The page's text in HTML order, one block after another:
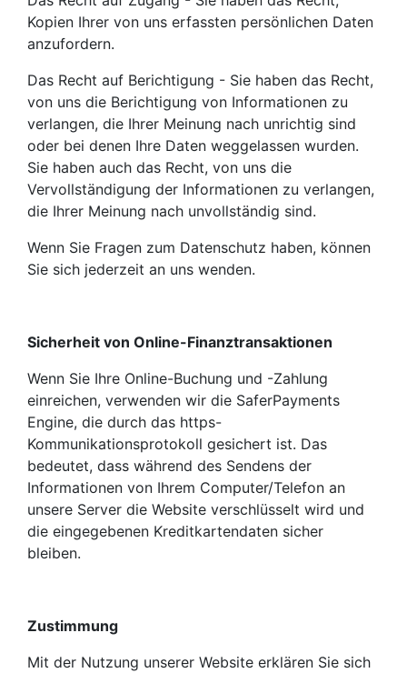
Kopien Ihrer von uns erfassten persönlichen Daten
anzufordern.
Das Recht auf Berichtigung - Sie haben das Recht,
von uns die Berichtigung von Informationen zu
verlangen, die Ihrer Meinung nach unrichtig sind
oder bei denen Ihre Daten weggelassen wurden.
Sie haben auch das Recht, von uns die
Vervollständigung der Informationen zu verlangen,
die Ihrer Meinung nach unvollständig sind.
Wenn Sie Fragen zum Datenschutz haben, können
Sie sich jederzeit an uns wenden.
Sicherheit von Online-Finanztransaktionen
Wenn Sie Ihre Online-Buchung und -Zahlung
einreichen, verwenden wir die SaferPayments
Engine, die durch das https-
Kommunikationsprotokoll gesichert ist. Das
bedeutet, dass während des Sendens der
Informationen von Ihrem Computer/Telefon an
unsere Server die Website verschlüsselt wird und
die eingegebenen Kreditkartendaten sicher
bleiben.
Zustimmung
Mit der Nutzung unserer Website erklären Sie sich